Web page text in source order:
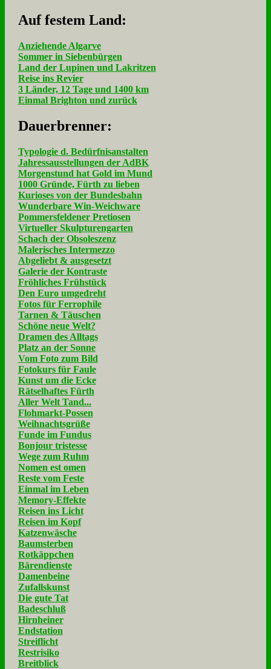
Auf fe­stem Land:
Anziehende Algarve
Sommer in Siebenbürgen
Land der Lupinen und Lakritzen
Reise ins Revier
3 Länder, 12 Tage und 1400 km
Einmal Brighton und zurück
Dau­er­bren­ner:
Typologie d. Bedürfnisanstalten
Jahressausstellungen der AdBK
Morgenstund hat Gold im Mund
1000 Gründe, Fürth zu lieben
Kurioses von der Bundesbahn
Wunderbare Win-Weichware
Pommersfeldener Pretiosen
Virtueller Skulpturengarten
Schach der Obsoleszenz
Malerisches Intermezzo
Abgeliebt & ausgesetzt
Galerie der Kontraste
Fröhliches Frühstück
Den Euro umgedreht
Fotos für Ferrophile
Tarnen & Täuschen
Schöne neue Welt?
Dramen des Alltags
Platz an der Sonne
Vom Foto zum Bild
Fotokurs für Faule
Kunst um die Ecke
Rätselhaftes Fürth
Aller Welt Tand...
Flohmarkt-Possen
Weihnachtsgrüße
Funde im Fundus
Bonjour tristesse
Wege zum Ruhm
Nomen est omen
Reste vom Feste
Einmal im Leben
Memory-Effekte
Reisen ins Licht
Reisen im Kopf
Katzenwäsche
Baumsterben
Rotkäppchen
Bärendienste
Damenbeine
Zufallskunst
Die gute Tat
Badeschluß
Hirnheiner
Endstation
Streiflicht
Restrisiko
Breitblick